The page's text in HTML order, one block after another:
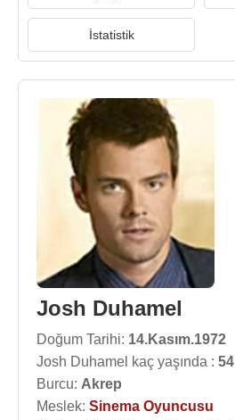
İstatistik
Josh Duhamel
Doğum Tarihi: 14.Kasım.1972
Josh Duhamel kaç yaşında : 54
Burcu: Akrep
Meslek: Sinema Oyuncusu